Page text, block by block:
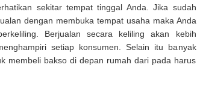
sekitar tempat tinggal Anda. Jika sudah
dengan membuka tempat usaha maka Anda
Berjualan secara keliling akan kebih
setiap konsumen. Selain itu banyak
membeli bakso di depan rumah dari pada harus